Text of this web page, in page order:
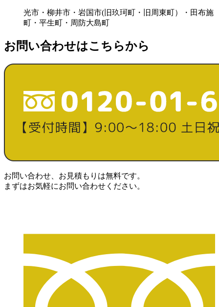
光市・柳井市・岩国市(旧玖珂町・旧周東町）・田布施
町・平生町・周防大島町
お問い合わせはこちらから
お問い合わせ、お見積もりは無料です。
まずはお気軽にお問い合わせください。